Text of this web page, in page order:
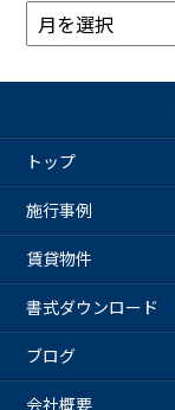
ア
ー
ブ
トップ
施行事例
賃貸物件
書式ダウンロード
ブログ
会社概要